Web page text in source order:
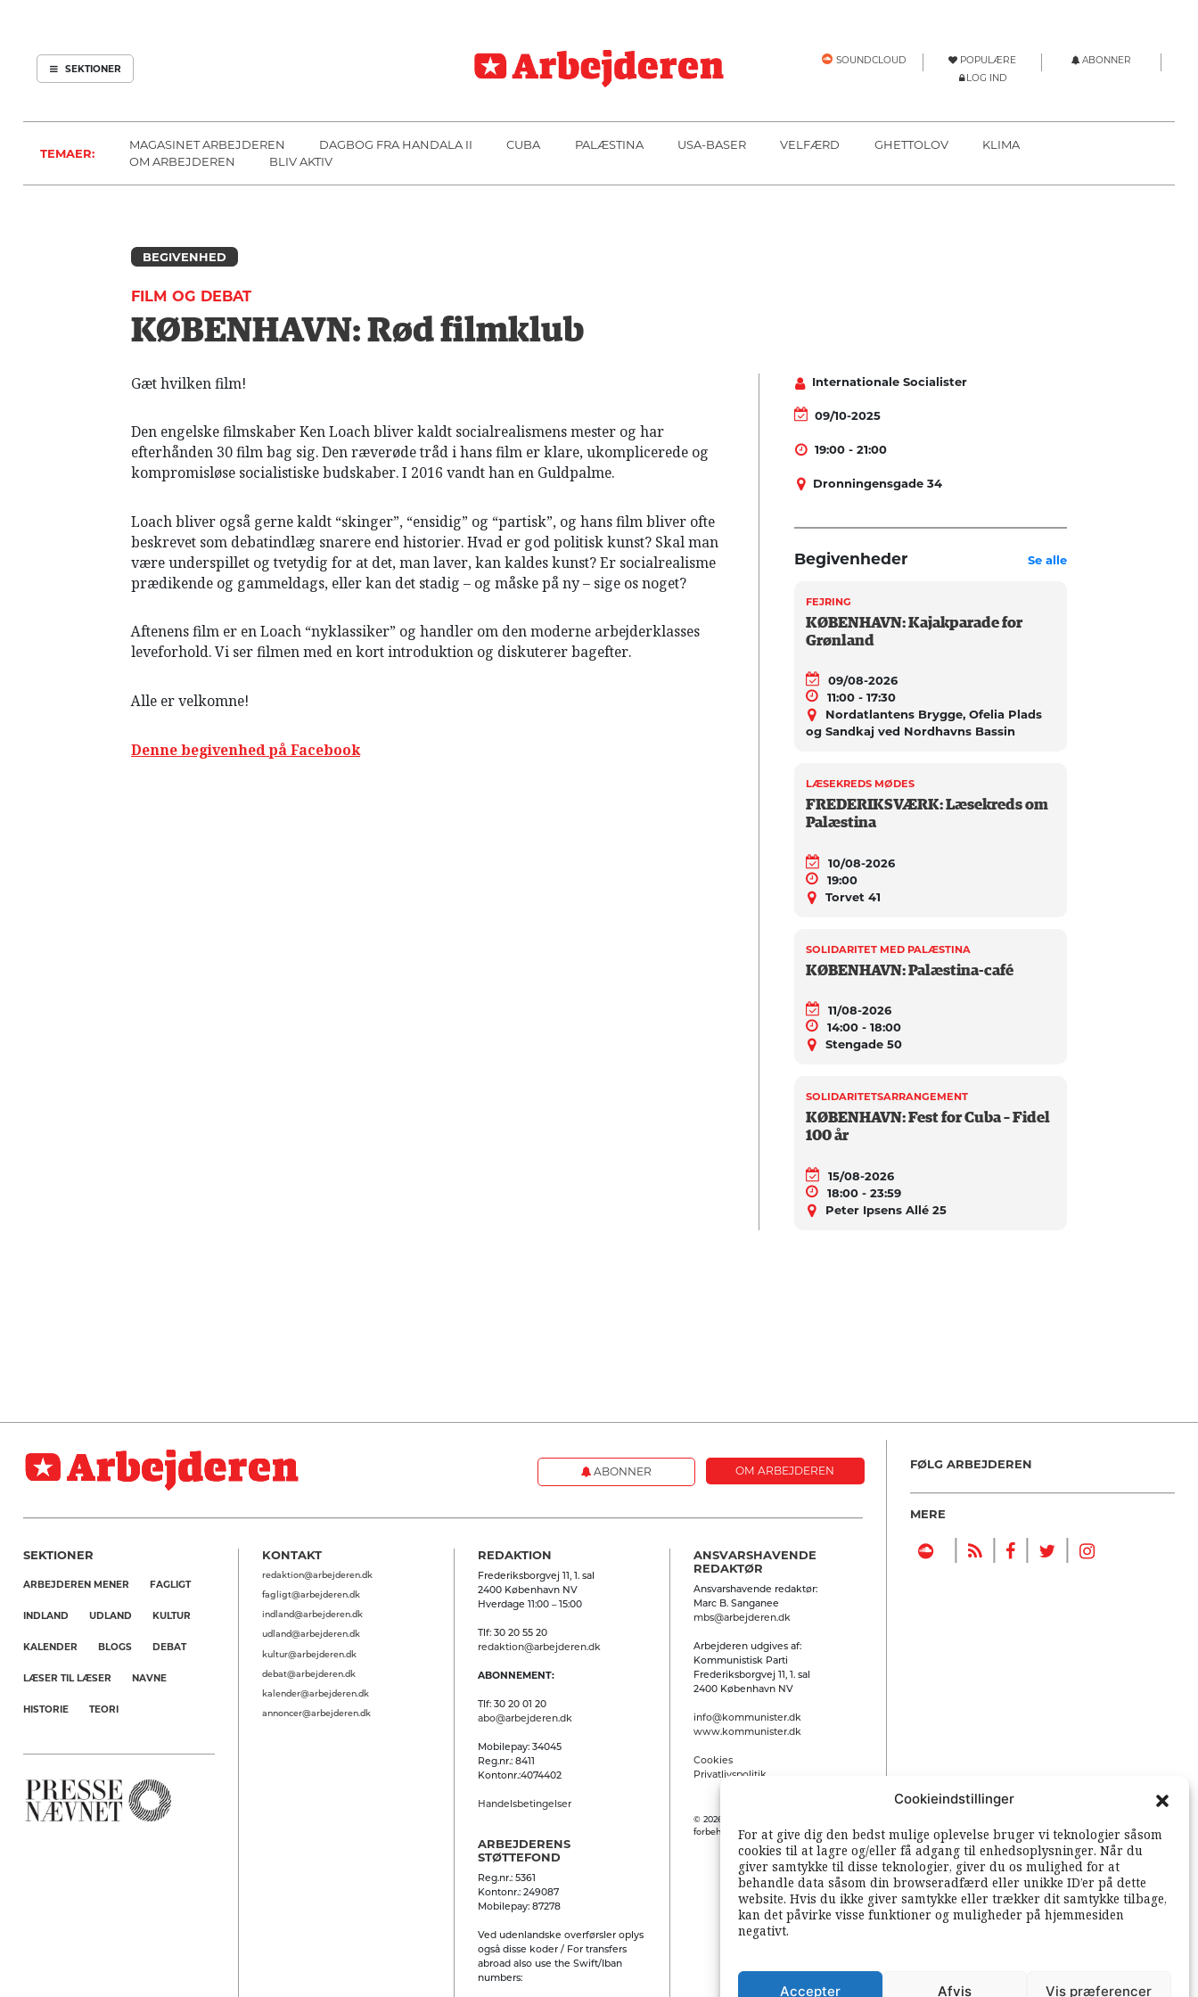
Cookieindstillinger
For at give dig den bedst mulige oplevelse bruger vi teknologier såsom
cookies til at lagre og/eller få adgang til enhedsoplysninger. Når du
giver samtykke til disse teknologier, giver du os mulighed for at
behandle data såsom din browseradfærd eller unikke ID’er på dette
website. Hvis du ikke giver samtykke eller trækker dit samtykke tilbage,
kan det påvirke visse funktioner og muligheder på hjemmesiden
negativt.
Accepter Afvis Vis præferencer
SEKTIONER
ARBEJDEREN
MENER
UDLAND
BLOGS
LÆSER
TEORI
SOUNDCLOUD
ABONNER
LOG IND
OM
SEKTIONER
SOUNDCLOUD POPULÆRE
ABONNER
LOG IND
TEMAER:
MAGASINET ARBEJDEREN DAGBOG FRA HANDALA II CUBA PALÆSTINA USA-BASER VELFÆRD GHETTOLOV
KLIMA
OM ARBEJDEREN
BLIV AKTIV
BEGIVENHED
FILM OG DEBAT
KØBENHAVN: Rød filmklub
Gæt hvilken film!
Den engelske filmskaber Ken Loach bliver kaldt socialrealismens mester og har
efterhånden 30 film bag sig. Den ræverøde tråd i hans film er klare, ukomplicerede og
kompromisløse socialistiske budskaber. I 2016 vandt han en Guldpalme.
Loach bliver også gerne kaldt “skinger”, “ensidig” og “partisk”, og hans film bliver ofte
beskrevet som debatindlæg snarere end historier. Hvad er god politisk kunst? Skal man
være underspillet og tvetydig for at det, man laver, kan kaldes kunst? Er socialrealisme
prædikende og gammeldags, eller kan det stadig – og måske på ny – sige os noget?
Aftenens film er en Loach “nyklassiker” og handler om den moderne arbejderklasses
leveforhold. Vi ser filmen med en kort introduktion og diskuterer bagefter.
Alle er velkomne!
Denne begivenhed på Facebook
Internationale Socialister
09/10-2025
19:00 - 21:00
Dronningensgade 34
Begivenheder Se alle
FEJRING
KØBENHAVN: Kajakparade for
Grønland
09/08-2026
11:00 - 17:30
Nordatlantens Brygge, Ofelia Plads
og Sandkaj ved Nordhavns Bassin
LÆSEKREDS MØDES
FREDERIKSVÆRK: Læsekreds om
Palæstina
10/08-2026
19:00
Torvet 41
SOLIDARITET MED PALÆSTINA
KØBENHAVN: Palæstina-café
11/08-2026
14:00 - 18:00
Stengade 50
SOLIDARITETSARRANGEMENT
KØBENHAVN: Fest for Cuba – Fidel
100 år
15/08-2026
18:00 - 23:59
Peter Ipsens Allé 25
ABONNER OM ARBEJDEREN
SEKTIONER
ARBEJDEREN MENER FAGLIGT
INDLAND UDLAND KULTUR
KALENDER BLOGS DEBAT
LÆSER TIL LÆSER NAVNE
HISTORIE TEORI
KONTAKT
redaktion@arbejderen.dk
fagligt@arbejderen.dk
indland@arbejderen.dk
udland@arbejderen.dk
kultur@arbejderen.dk
debat@arbejderen.dk
kalender@arbejderen.dk
annoncer@arbejderen.dk
REDAKTION
Frederiksborgvej 11, 1. sal
2400 København NV
Hverdage 11:00 – 15:00
Tlf: 30 20 55 20
redaktion@arbejderen.dk
ABONNEMENT:
Tlf: 30 20 01 20
abo@arbejderen.dk
Mobilepay: 34045
Reg.nr.: 8411
Kontonr.:4074402
Handelsbetingelser
ARBEJDERENS
STØTTEFOND
Reg.nr.: 5361
Kontonr.: 249087
Mobilepay: 87278
Ved udenlandske overførsler oplys
også disse koder / For transfers
abroad also use the Swift/Iban
numbers:
ANSVARSHAVENDE
REDAKTØR
Ansvarshavende redaktør:
Marc B. Sanganee
mbs@arbejderen.dk
Arbejderen udgives af:
Kommunistisk Parti
Frederiksborgvej 11, 1. sal
2400 København NV
info@kommunister.dk
www.kommunister.dk
Cookies
Privatlivspolitik
© 2026 Arbejderen. Alle rettigheder
forbeholdes.
FØLG ARBEJDEREN
MERE
| | | |